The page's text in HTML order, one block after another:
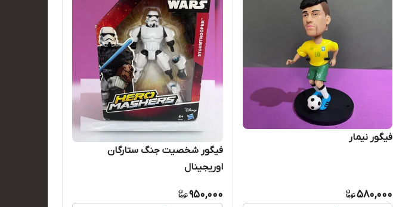
فیگور نیمار
580,000
فیگور شخصیت جنگ ستارگان
اوریجینال
950,000